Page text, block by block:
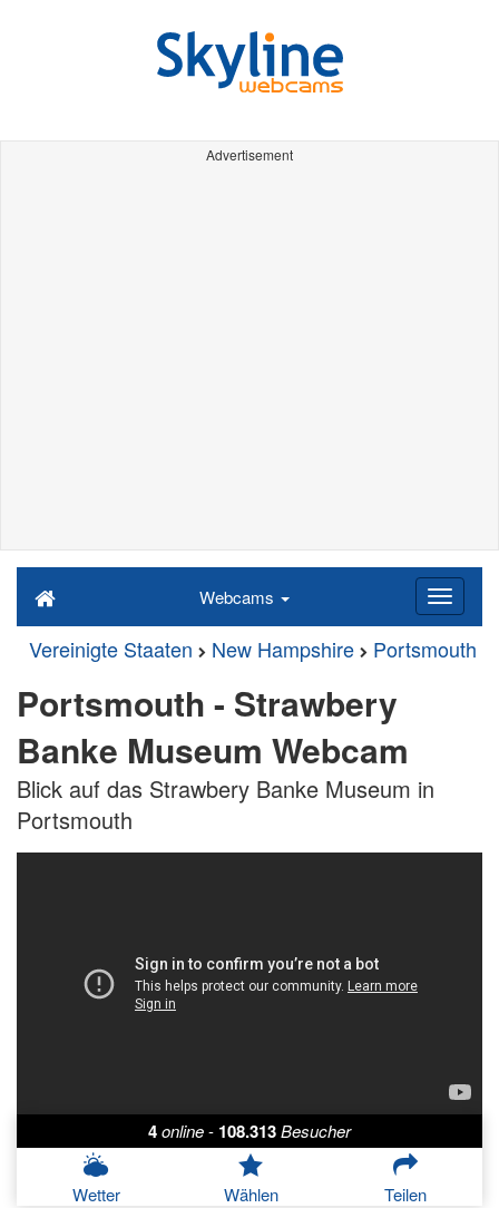
Advertisement
Webcams
Vereinigte Staaten New Hampshire Portsmouth
Portsmouth - Strawbery
Banke Museum Webcam
Blick auf das Strawbery Banke Museum in
Portsmouth
4online- 108.313Besucher
Wetter Wählen Teilen